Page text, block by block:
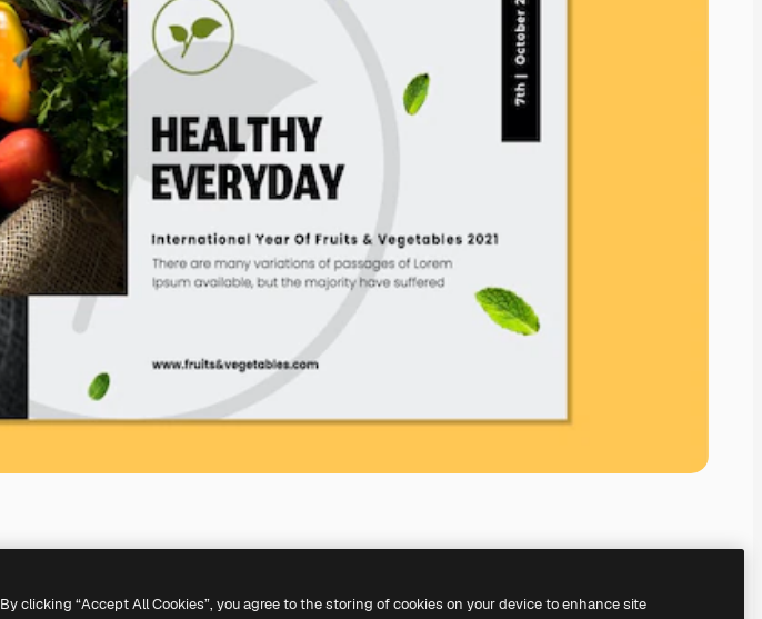
By clicking “Accept All Cookies”, you agree to the storing of cookies on your device to enhance site